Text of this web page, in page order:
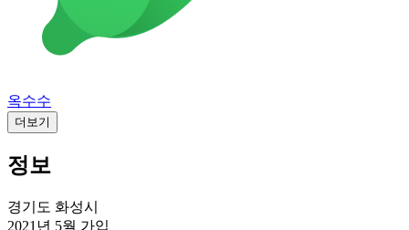
옥수수
더보기
정보
경기도 화성시
2021년 5월 가입